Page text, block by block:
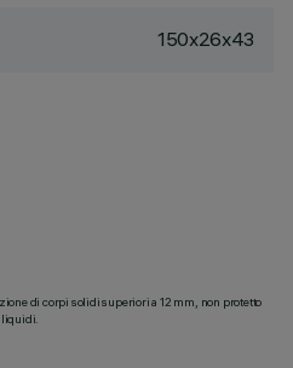
150x26x43
di corpi solidi superiori a 12 mm, non protetto
liquidi.